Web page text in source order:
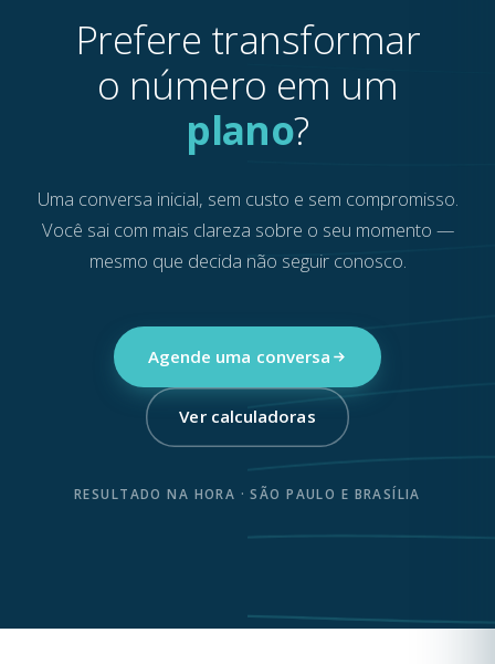
Prefere transformar
o número em um
plano?
Uma conversa inicial, sem custo e sem compromisso.
Você sai com mais clareza sobre o seu momento —
mesmo que decida não seguir conosco.
Agende uma conversa
Ver calculadoras
RESULTADO NA HORA · SÃO PAULO E BRASÍLIA